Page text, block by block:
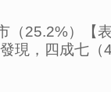
（25.2%）【
現，四成七（